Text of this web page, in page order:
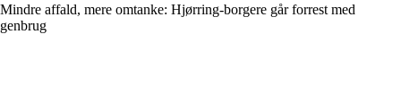
Mindre affald, mere omtanke: Hjørring-borgere går forrest med
genbrug